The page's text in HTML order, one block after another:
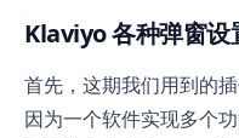
Klaviyo 各种弹窗设
首先，这期我们用到的
因为一个软件实现多个